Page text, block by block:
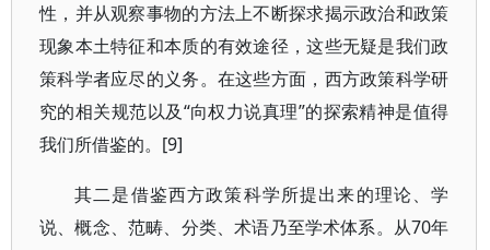
性，并从观察事物的方法上不断探求揭示政治和政策
现象本土特征和本质的有效途径，这些无疑是我们政
策科学者应尽的义务。在这些方面，西方政策科学研
究的相关规范以及“向权力说真理”的探索精神是值得
我们所借鉴的。[9]
其二是借鉴西方政策科学所提出来的理论、学
说、概念、范畴、分类、术语乃至学术体系。从70年